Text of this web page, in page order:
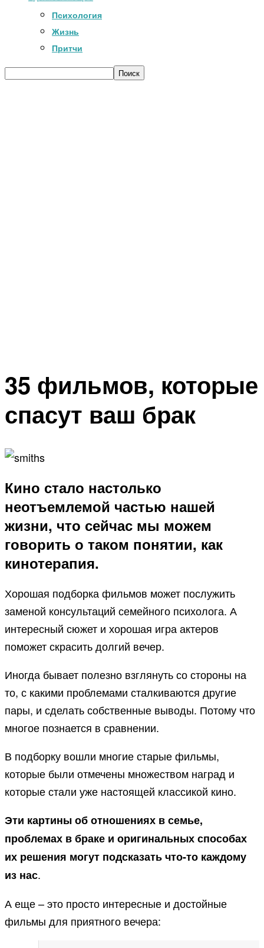
Психология
Жизнь
Притчи
35 фильмов, которые
спасут ваш брак
Кино стало настолько
неотъемлемой частью нашей
жизни, что сейчас мы можем
говорить о таком понятии, как
кинотерапия.
Хорошая подборка фильмов может послужить
заменой консультаций семейного психолога. А
интересный сюжет и хорошая игра актеров
поможет скрасить долгий вечер.
Иногда бывает полезно взглянуть со стороны на
то, с какими проблемами сталкиваются другие
пары, и сделать собственные выводы. Потому что
многое познается в сравнении.
В подборку вошли многие старые фильмы,
которые были отмечены множеством наград и
которые стали уже настоящей классикой кино.
Эти картины об отношениях в семье,
проблемах в браке и оригинальных способах
их решения могут подсказать что-то каждому
из нас.
А еще – это просто интересные и достойные
фильмы для приятного вечера: